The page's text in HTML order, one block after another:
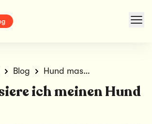
Blog Hund massieren: Tipps & Vorteile
ich meinen Hund